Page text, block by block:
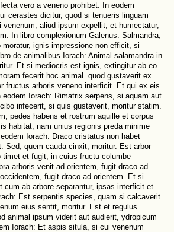
vero a veneno prohibet. In eodem
cerastes dicitur, quod si tenueris linguam
venenum, aliud ipsum expellit, et humectatur,
In libro complexionum Galenus: Salmandra,
ignis impressione non efficit, si
de animalibus Iorach: Animal salamandra in
Et si mediocris est ignis, extingitur ab eo.
fecerit hoc animal. quod gustaverit ex
fructus arboris veneno interficit. Et qui ex eis
eodem Iorach: Rimatrix serpens, si aquam aut
infecerit, si quis gustaverit, moritur statim.
pedes habens et rostrum aquille et corpus
habitat, nam unius regionis preda minime
Iorach: Draco cristatus non habet
Sed, quem cauda cinxit, moritur. Est arbor
timet et fugit, in cuius fructu columbe
arboris venit ad orientem, fugit draco ad
fugit draco ad orientem. Et si
cum ab arbore separantur, ipsas interficit et
Est serpentis species, quam si calcaverit
eius sentit, moritur. Est et regulus
animal ipsum viderit aut audierit, ydropicum
Iorach: Et aspis situla, si cui venenum